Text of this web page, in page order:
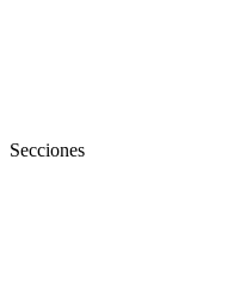
Secciones